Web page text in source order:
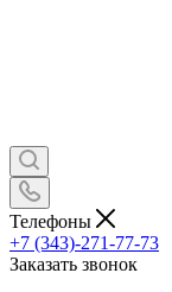
Телефоны
+7 (343)-271-77-73
Заказать звонок